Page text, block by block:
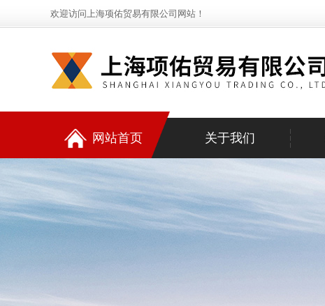
欢迎访问上海项佑贸易有限公司网站！
网站首页 关于我们